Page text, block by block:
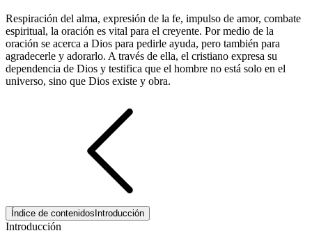
Respiración del alma, expresión de la fe, impulso de amor, combate
espiritual, la oración es vital para el creyente. Por medio de la
oración se acerca a Dios para pedirle ayuda, pero también para
agradecerle y adorarlo. A través de ella, el cristiano expresa su
dependencia de Dios y testifica que el hombre no está solo en el
universo, sino que Dios existe y obra.
Índice de contenidos Introducción
Introducción